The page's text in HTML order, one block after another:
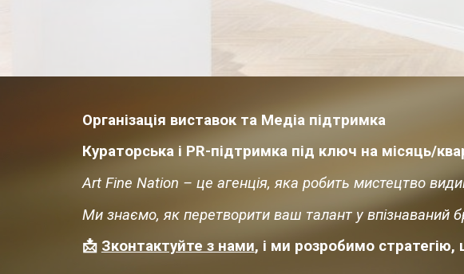
Організація виставок та Медіа підтримка
Кураторська і PR-підтримка під ключ на місяць/
Art Fine Nation – це агенція, яка робить мистецтво
Ми знаємо, як перетворити ваш талант у впізнаваний
📩 Зконтактуйте з нами, і ми розробимо